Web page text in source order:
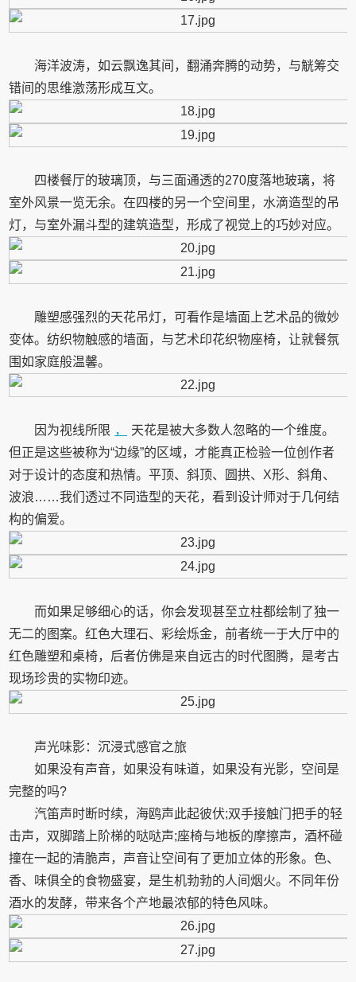
海洋波涛，如云飘逸其间，翻涌奔腾的动势，与觥筹交
错间的思维激荡形成互文。
四楼餐厅的玻璃顶，与三面通透的270度落地玻璃，将
室外风景一览无余。在四楼的另一个空间里，水滴造型的吊
灯，与室外漏斗型的建筑造型，形成了视觉上的巧妙对应。
雕塑感强烈的天花吊灯，可看作是墙面上艺术品的微妙
变体。纺织物触感的墙面，与艺术印花织物座椅，让就餐氛
围如家庭般温馨。
因为视线所限 ，
天花是被大多数人忽略的一个维度。
但正是这些被称为“边缘”的区域，才能真正检验一位创作者
对于设计的态度和热情。平顶、斜顶、圆拱、X形、斜角、
波浪……我们透过不同造型的天花，看到设计师对于几何结
构的偏爱。
而如果足够细心的话，你会发现甚至立柱都绘制了独一
无二的图案。红色大理石、彩绘烁金，前者统一于大厅中的
红色雕塑和桌椅，后者仿佛是来自远古的时代图腾，是考古
现场珍贵的实物印迹。
声光味影：沉浸式感官之旅
如果没有声音，如果没有味道，如果没有光影，空间是
完整的吗?
汽笛声时断时续，海鸥声此起彼伏;双手接触门把手的轻
击声，双脚踏上阶梯的哒哒声;座椅与地板的摩擦声，酒杯碰
撞在一起的清脆声，声音让空间有了更加立体的形象。色、
香、味俱全的食物盛宴，是生机勃勃的人间烟火。不同年份
酒水的发酵，带来各个产地最浓郁的特色风味。